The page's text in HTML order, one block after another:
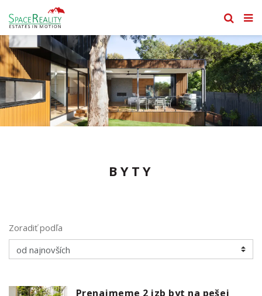
BYTY
Zoradiť podľa
Prenajmeme 2 izb byt na pešej